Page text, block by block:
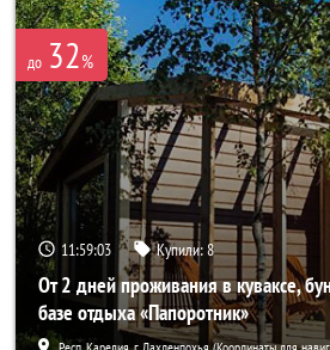
до 32%
11:59:01 Купили:8
От 2 дней проживания в куваксе,
базе отдыха «Папоротник»